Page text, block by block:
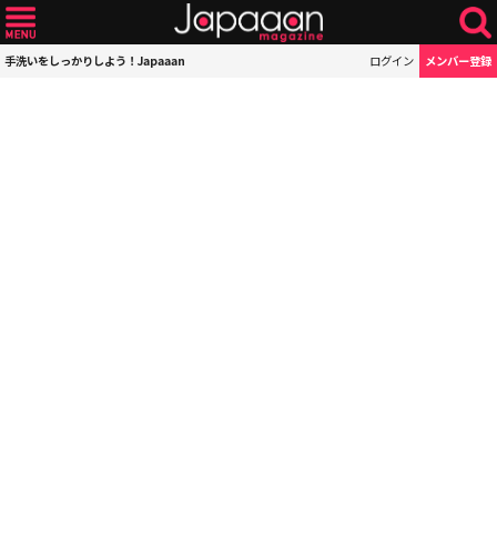
手洗いをしっかりしよう！Japaaan ログイン メンバー登録